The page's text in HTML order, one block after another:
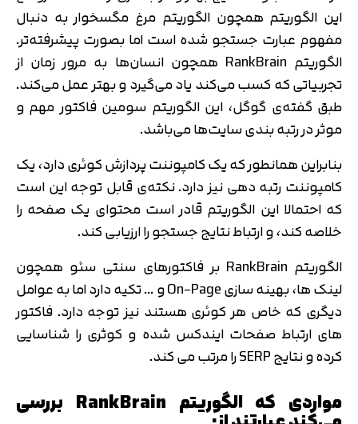
این الگوریتم همچون الگوریتم مرغ مگسخوار به دنبال
مفهوم عبارت جستجو شده است اما بصورت پیشرفته‌تر.
الگوریتم RankBrain همچون انسان‌ها به مرور زمان از
تجربیاتی که کسب می‌کند یاد می‌گیرد و بهتر عمل می‌کند.
طبق گفته‌ی گوگل، این الگوریتم سومین فاکتور مهم و
موثر در رتبه بندی سایت‌ها می‌باشد.
بنابراین همانطور که یک کامپوننت پردازش کوئری دارد، یک
کامپوننت رتبه دهی نیز دارد. نکته‌ی قابل توجه این است
که احتمالا این الگوریتم قادر است محتوای یک صفحه را
خلاصه کند، و ارتباط نتایج جستجو را ارزیابی کند.
الگوریتم RankBrain بر فاکتورهای سنتی سئو همچون
لینک ها، بهینه سازی On-Page و … تکیه دارد اما به عوامل
دیگری که خاص هر کوئری هستند نیز توجه دارد. فاکتور
های ارتباط صفحات ایندکس شده و کوثری را شناسایی
کرده و نتایج SERP را مرتب می کند.
مواردی که الگوریتم RankBrain بررسی